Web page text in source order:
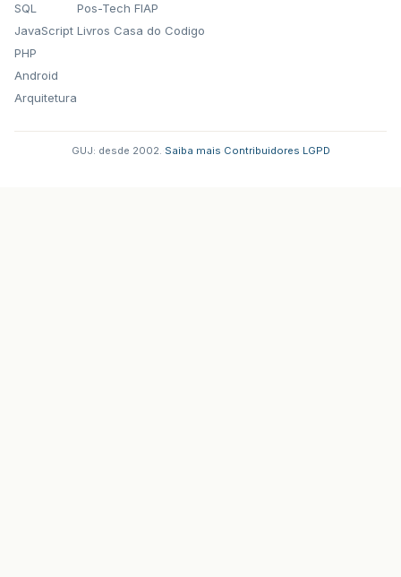
SQL
JavaScript
PHP
Android
Arquitetura
Pos-Tech FIAP
Livros Casa do Codigo
GUJ: desde 2002. Saiba mais Contribuidores LGPD